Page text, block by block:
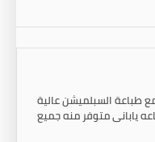
طباعة السبلميشن عالية
يابانى متوفر منه جميع